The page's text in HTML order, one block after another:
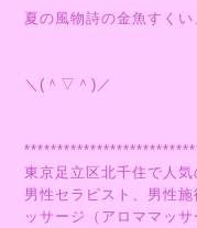
夏の風物詩の金魚すくい
＼(＾▽＾)／
東京足立区北千住で人気
男性セラピスト、男性
ッサージ（アロママッ